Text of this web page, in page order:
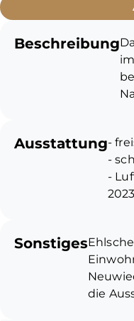
Beschreibung
Ausstattung-
-
-
2023
-
-
-
Sonstiges
die